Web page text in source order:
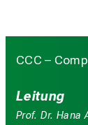
CCC –
Leitung
Prof. Dr. Hana